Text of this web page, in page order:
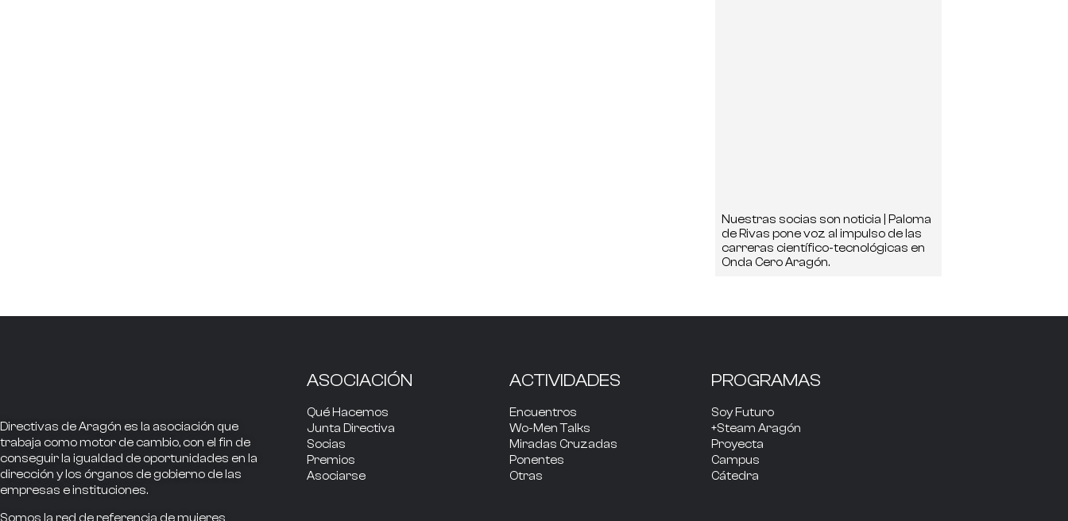
Nuestras socias son noticia | Paloma
de Rivas pone voz al impulso de las
carreras científico-tecnológicas en
Onda Cero Aragón.
Directivas de Aragón es la asociación que
trabaja comomotor de cambio, con el fin de
conseguir la igualdad de oportunidades en la
dirección y los órganos de gobierno de las
empresas e instituciones.
Somos la red de referencia de mujeres
ASOCIACIÓN
Qué Hacemos
Junta Directiva
Socias
Premios
Asociarse
ACTIVIDADES
Encuentros
Wo-Men Talks
Miradas Cruzadas
Ponentes
Otras
PROGRAMAS
Soy Futuro
+Steam Aragón
Proyecta
Campus
Cátedra